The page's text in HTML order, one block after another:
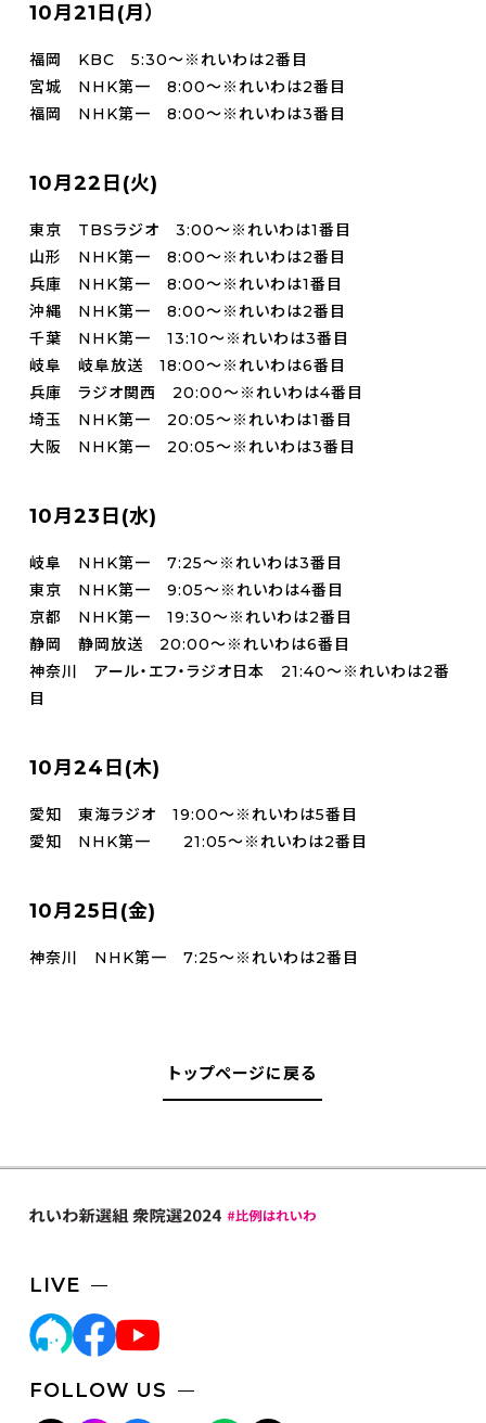
10月21日(月）
福岡 KBC 5:30～※れいわは2番目
宮城 NHK第一 8:00～※れいわは2番目
福岡 NHK第一 8:00～※れいわは3番目
10月22日(火)
東京 TBSラジオ 3:00～※れいわは1番目
山形 NHK第一 8:00～※れいわは2番目
兵庫 NHK第一 8:00～※れいわは1番目
沖縄 NHK第一 8:00～※れいわは2番目
千葉 NHK第一 13:10～※れいわは3番目
岐阜 岐阜放送 18:00～※れいわは6番目
兵庫 ラジオ関西 20:00～※れいわは4番目
埼玉 NHK第一 20:05～※れいわは1番目
大阪 NHK第一 20:05～※れいわは3番目
10月23日(水)
岐阜 NHK第一 7:25～※れいわは3番目
東京 NHK第一 9:05～※れいわは4番目
京都 NHK第一 19:30～※れいわは2番目
静岡 静岡放送 20:00～※れいわは6番目
神奈川 アール・エフ・ラジオ日本 21:40～※れいわは2番
目
10月24日(木)
愛知 東海ラジオ 19:00～※れいわは5番目
愛知 NHK第一 21:05～※れいわは2番目
10月25日(金)
神奈川 NHK第一 7:25～※れいわは2番目
トップページに戻る
LIVE
FOLLOW US